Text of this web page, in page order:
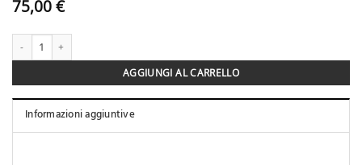
75,00€
Prinsi Barbaresco Docg Fausoni Riserva 2008
AGGIUNGI AL CARRELLO
Informazioni aggiuntive